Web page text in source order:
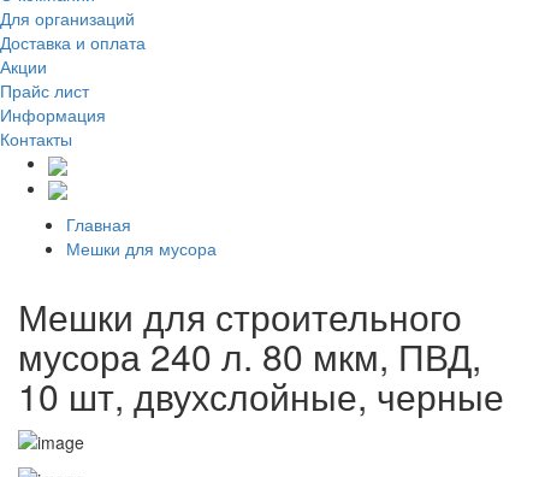
Для организаций
Доставка и оплата
Акции
Прайс лист
Информация
Контакты
Главная
Мешки для мусора
Мешки для строительного
мусора 240 л. 80 мкм, ПВД,
10 шт, двухслойные, черные